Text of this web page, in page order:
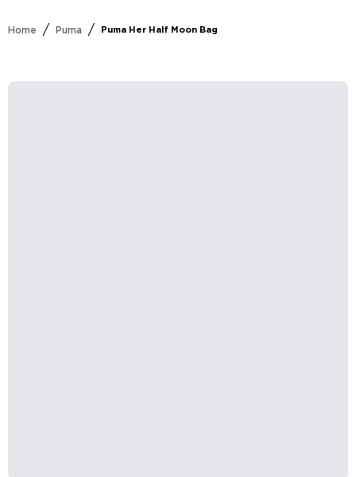
Home / Puma / Puma Her Half Moon Bag